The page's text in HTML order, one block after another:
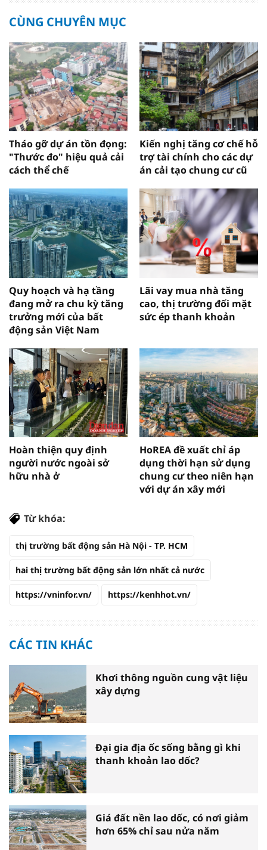
CÙNG CHUYÊN MỤC
Tháo gỡ dự án tồn đọng:
"Thước đo" hiệu quả cải
cách thể chế
Kiến nghị tăng cơ chế hỗ
trợ tài chính cho các dự
án cải tạo chung cư cũ
Quy hoạch và hạ tầng
đang mở ra chu kỳ tăng
trưởng mới của bất
động sản Việt Nam
Lãi vay mua nhà tăng
cao, thị trường đối mặt
sức ép thanh khoản
Hoàn thiện quy định
người nước ngoài sở
hữu nhà ở
HoREA đề xuất chỉ áp
dụng thời hạn sử dụng
chung cư theo niên hạn
với dự án xây mới
Từ khóa:
thị trường bất động sản Hà Nội - TP. HCM
hai thị trường bất động sản lớn nhất cả nước
https://vninfor.vn/ https://kenhhot.vn/
CÁC TIN KHÁC
Khơi thông nguồn cung vật liệu
xây dựng
Đại gia địa ốc sống bằng gì khi
thanh khoản lao dốc?
Giá đất nền lao dốc, có nơi giảm
hơn 65% chỉ sau nửa năm